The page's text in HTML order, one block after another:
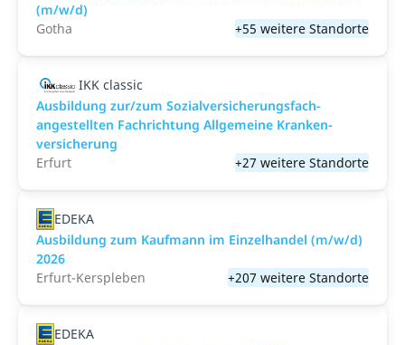
(m/w/d)
Gotha
+55 weitere Standorte
IKK classic
Aus­bild­ung zur/zum Sozial­versicher­ungs­fach­
angestellten­ Fach­richtung All­gemeine Kranken­
versicher­ung
Erfurt
+27 weitere Standorte
EDEKA
Ausbildung zum Kaufmann im Einzelhandel (m/w/d)
2026
Erfurt-Kerspleben
+207 weitere Standorte
EDEKA